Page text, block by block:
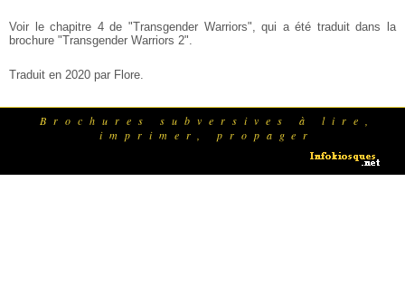
Voir le chapitre 4 de "Transgender Warriors", qui a été traduit dans la
brochure "Transgender Warriors 2".
Traduit en 2020 par Flore.
Brochures subversives à lire,
imprimer, propager